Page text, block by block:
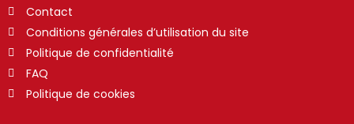
Contact
Conditions générales d’utilisation du site
Politique de confidentialité
FAQ
Politique de cookies